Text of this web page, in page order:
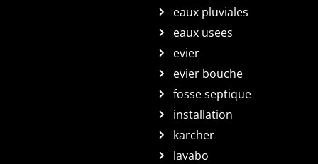
eaux pluviales
eaux usees
evier
evier bouche
fosse septique
installation
karcher
lavabo